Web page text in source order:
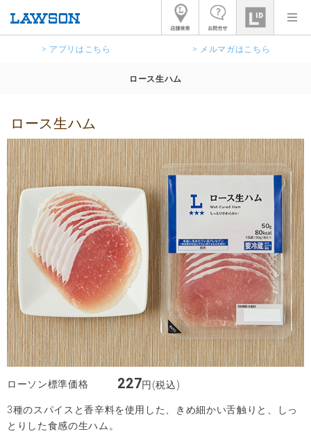
> アプリはこちら > メルマガはこちら
ロース生ハム
ロース生ハム
ローソン標準価格 227円(税込)
3種のスパイスと香辛料を使用した、きめ細かい舌触りと、しっ
とりした食感の生ハム。